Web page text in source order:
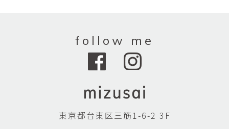
follow me
東京都台東区三筋1-6-2 3F